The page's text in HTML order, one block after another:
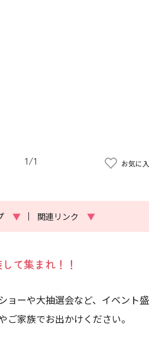
1/1 お気に
▼ 関連リンク ▼
て集まれ！！
ョーや大抽選会など、イベント
家族でお出かけください。